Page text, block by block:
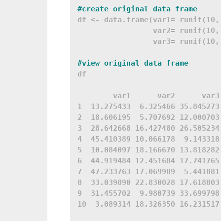
df <- data.frame(var1=
var2= runif(10,
#view original data frame
df
        var1      var2      var3
1  13.275433  6.325466 35.845273
2  18.606195  5.707692 12.000703
3  28.642668 16.427480 26.505234
4  45.410389 10.066178  9.143318
5  10.084097 18.166670 13.818282
6  44.919484 12.451684 17.741765
7  47.233763 17.069989  5.441881
8  33.039890 22.830028 17.618803
9  31.455702  9.980739 33.699798
10  3.089314 18.326350 16.231517